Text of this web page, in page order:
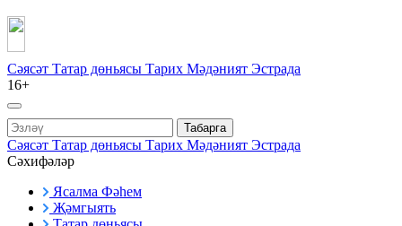
Сәясәт Татар дөньясы Тарих Мәдәният Эстрада
16+
Табарга
Сәясәт Татар дөньясы Тарих Мәдәният Эстрада
Сәхифәләр
Ясалма Фәһем
Җәмгыять